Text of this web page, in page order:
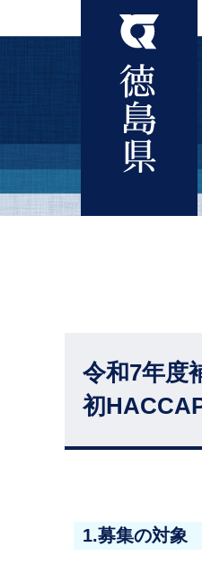
令和7年度
初
1.募集の対象